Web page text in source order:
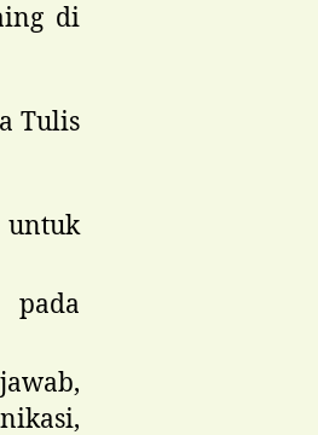
di
Tulis
untuk
pada